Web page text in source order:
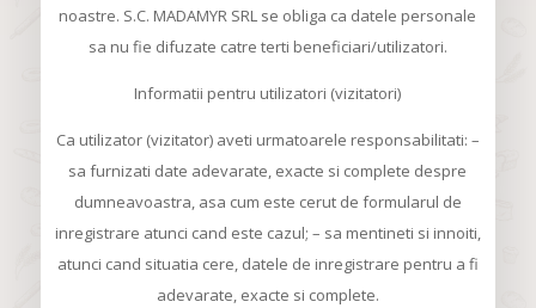
noastre. S.C. MADAMYR SRL se obliga ca datele personale
sa nu fie difuzate catre terti beneficiari/utilizatori.
Informatii pentru utilizatori (vizitatori)
Ca utilizator (vizitator) aveti urmatoarele responsabilitati: –
sa furnizati date adevarate, exacte si complete despre
dumneavoastra, asa cum este cerut de formularul de
inregistrare atunci cand este cazul; – sa mentineti si innoiti,
atunci cand situatia cere, datele de inregistrare pentru a fi
adevarate, exacte si complete.